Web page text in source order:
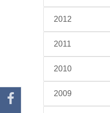
2012
2011
2010
2009